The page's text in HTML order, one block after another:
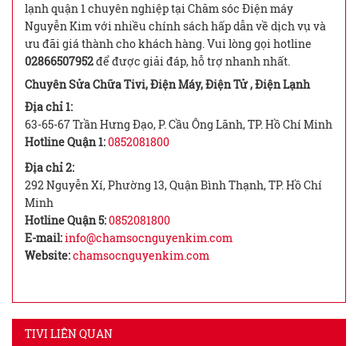
lạnh quận 1 chuyên nghiệp tại Chăm sóc Điện máy
Nguyễn Kim với nhiều chính sách hấp dẫn về dịch vụ và
ưu đãi giá thành cho khách hàng. Vui lòng gọi hotline
02866507952để được giải đáp, hỗ trợ nhanh nhất.
Chuyên Sửa Chữa Tivi, Điện Máy, Điện Tử , Điện Lạnh
Địa chỉ 1:
63-65-67 Trần Hưng Đạo, P. Cầu Ông Lãnh, TP. Hồ Chí Minh
Hotline Quận 1:0852081800
Địa chỉ 2:
292 Nguyễn Xí, Phường 13, Quận Bình Thạnh, TP. Hồ Chí
Minh
Hotline Quận 5:0852081800
E-mail:info@chamsocnguyenkim.com
Website:chamsocnguyenkim.com
TIVI LIÊN QUAN